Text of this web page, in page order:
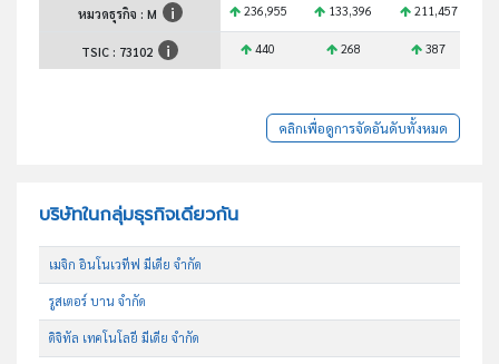
หมวดธุรกิจ : M 236,955 133,396 211,457
TSIC : 73102 440 268 387
คลิกเพื่อดูการจัดอันดับทั้งหมด
บริษัทในกลุ่มธุรกิจเดียวกัน
เมจิก อินโนเวทีฟ มีเดีย จำกัด
รูสเตอร์ บาน จำกัด
ดิจิทัล เทคโนโลยี มีเดีย จำกัด